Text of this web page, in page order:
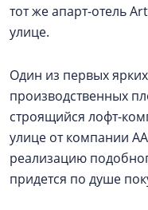
тот же апарт-отель
улице.
Один из первых
производственных
строящийся лофт-
улице от компании
реализацию
придется по душе